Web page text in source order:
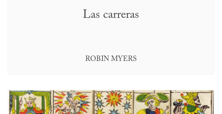
Las carreras
ROBIN MYERS